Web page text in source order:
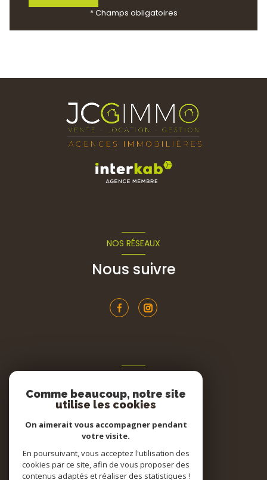
* Champs obligatoires
NOS RÉSEAUX
Nous suivre
Nous adhérons
Comme beaucoup, notre site
utilise les cookies
On aimerait vous accompagner pendant
votre visite.
En poursuivant, vous acceptez l'utilisation des
cookies par ce site, afin de vous proposer des
contenus adaptés et réaliser des statistiques !